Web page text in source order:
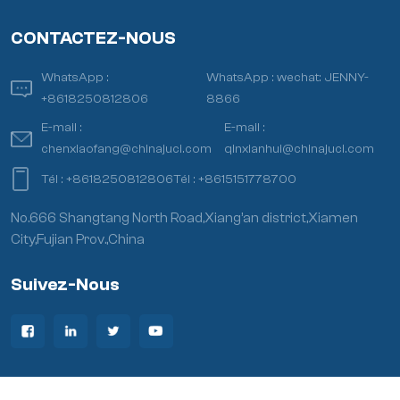
CONTACTEZ-NOUS
WhatsApp :
+8618250812806
WhatsApp :wechat: JENNY-
8866
E-mail :
chenxiaofang@chinajuci.com
E-mail :
qinxianhui@chinajuci.com
Tél :+8618250812806Tél :+8615151778700
No.666 Shangtang North Road,Xiang’an district,Xiamen
City,Fujian Prov.,China
Suivez-Nous